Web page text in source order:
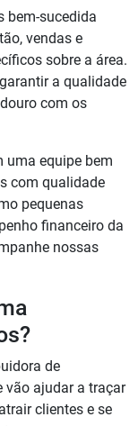
bem-sucedida
vendas e
sobre a área.
a qualidade
com os
uma equipe bem
com qualidade
pequenas
financeiro da
nossas
de
vão ajudar a traçar
clientes e se